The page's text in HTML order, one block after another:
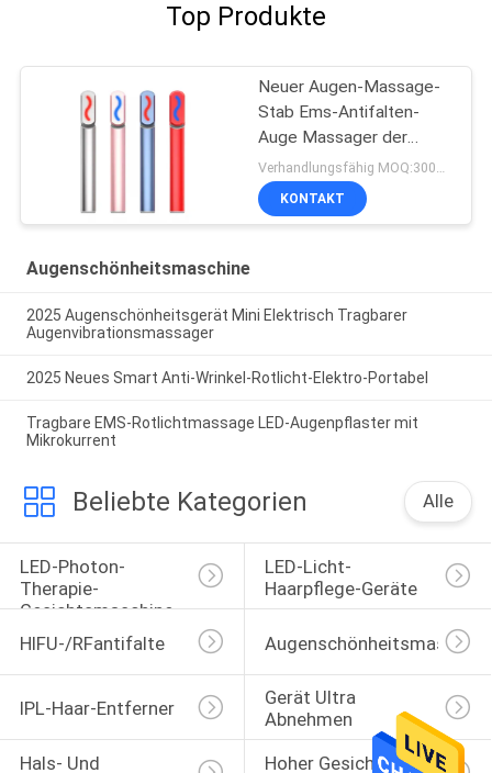
Top Produkte
Neuer Augen-Massage-
Stab Ems-Antifalten-
Auge Massager der
Schönheitspflege-2022
mit Hitze-Kompression,
Gesichtsmassager,
Verhandlungsfähig MOQ:300pcs
KONTAKT
Augenschönheitsmaschine
2025 Augenschönheitsgerät Mini Elektrisch Tragbarer
Augenvibrationsmassager
2025 Neues Smart Anti-Wrinkel-Rotlicht-Elektro-Portabel
Tragbare EMS-Rotlichtmassage LED-Augenpflaster mit
Mikrokurrent
Beliebte Kategorien Alle
LED-Photon-
Therapie-
Gesichtsmaschine
LED-Licht-
Haarpflege-Geräte
HIFU-/RFantifalte Augenschönheitsmaschine
IPL-Haar-Entferner
Gerät Ultra
Abnehmen
Hals- Und
Hoher Gesichtsstab